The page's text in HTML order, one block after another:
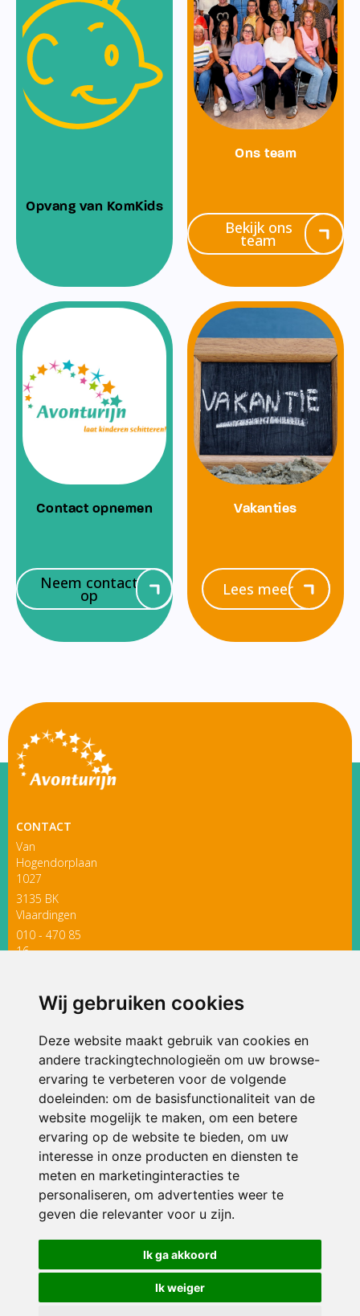
Wij gebruiken cookies
Deze website maakt gebruik van cookies en
andere trackingtechnologieën om uw browse-
ervaring te verbeteren voor de volgende
doeleinden: om de basisfunctionaliteit van de
website mogelijk te maken, om een betere
ervaring op de website te bieden, om uw
interesse in onze producten en diensten te
meten en marketinginteracties te
personaliseren, om advertenties weer te
geven die relevanter voor u zijn.
Ik ga akkoord
Ik weiger
Opvang van KomKids
Ons team
Bekijk ons
team
Contact opnemen
Neem contact
op
Vakanties
Lees meer
CONTACT
Van
Hogendorplaan
1027
3135 BK
Vlaardingen
010 - 470 85
16
ONDERDEEL VAN
© 2026 Avonturijn | Alle rechten voorbehouden
Privacy policy|Disclaimer| Klachtenregeling|RSIN en Anbi
voorkeuren
Crealisatie The MindOffice